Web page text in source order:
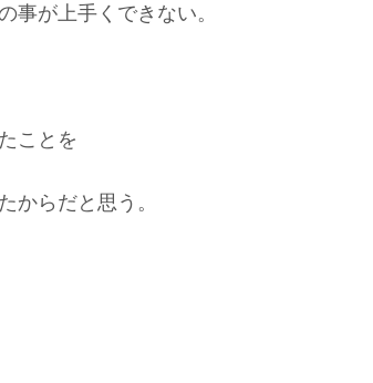
事が上手くできない。
ことを
からだと思う。